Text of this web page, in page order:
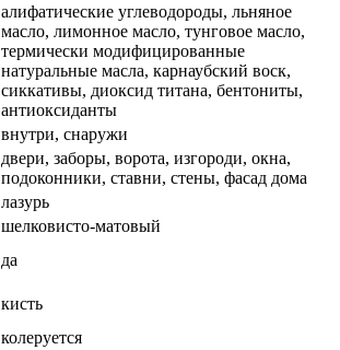
алифатические углеводороды, льняное
масло, лимонное масло, тунговое масло,
термически модифицированные
натуральные масла, карнаубский воск,
сиккативы, диоксид титана, бентониты,
антиоксиданты
внутри, снаружи
двери, заборы, ворота, изгороди, окна,
подоконники, ставни, стены, фасад дома
лазурь
шелковисто-матовый
да
кисть
колеруется